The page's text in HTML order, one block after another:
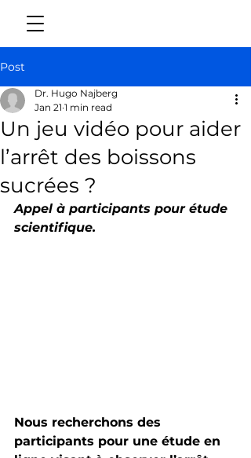
Post
Un jeu vidéo pour aider
l’arrêt des boissons
sucrées ?
Dr. Hugo Najberg
Jan 21 1 min read
Appel à participants pour étude
scientifique.
Nous recherchons des
participants pour une étude en